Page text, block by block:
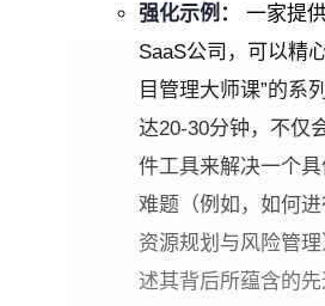
强化示例：
一家提
SaaS公司，可以精
目管理大师课”的系
达20-30分钟，不仅
件工具来解决一个
难题（例如，如何
资源规划与风险管
述其背后所蕴含的